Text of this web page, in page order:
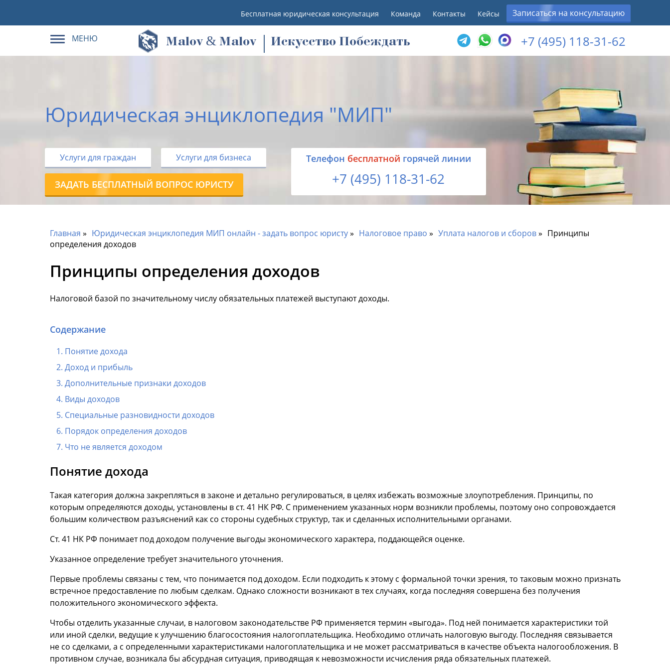
Бесплатная юридическая консультация Команда Контакты Кейсы Записаться на консультацию
МЕНЮ Malov & Malov Искусство Побеждать +7 (495) 118-31-62
Юридическая энциклопедия "МИП"
Услуги для граждан Услуги для бизнеса
ЗАДАТЬ БЕСПЛАТНЫЙ ВОПРОС ЮРИСТУ
Tелефон бесплатной горячей линии
+7 (495) 118-31-62
Главная Юридическая энциклопедия МИП онлайн - задать вопрос юристу Налоговое право Уплата налогов и сборов
Принципы
определения доходов
Принципы определения доходов
Налоговой базой по значительному числу обязательных платежей выступают доходы.
Содержание
Понятие дохода
Доход и прибыль
Дополнительные признаки доходов
Виды доходов
Специальные разновидности доходов
Порядок определения доходов
Что не является доходом
Понятие дохода
Такая категория должна закрепляться в законе и детально регулироваться, в целях избежать возможные злоупотребления. Принципы, по
которым определяются доходы, установлены в ст. 41 НК РФ. С применением указанных норм возникли проблемы, поэтому оно сопровождается
большим количеством разъяснений как со стороны судебных структур, так и сделанных исполнительными органами.
Ст. 41 НК РФ понимает под доходом получение выгоды экономического характера, поддающейся оценке.
Указанное определение требует значительного уточнения.
Первые проблемы связаны с тем, что понимается под доходом. Если подходить к этому с формальной точки зрения, то таковым можно признать
встречное предоставление по любым сделкам. Однако сложности возникают в тех случаях, когда последняя совершена без получения
положительного экономического эффекта.
Чтобы отделить указанные случаи, в налоговом законодательстве РФ применяется термин «выгода». Под ней понимается характеристики той
или иной сделки, ведущие к улучшению благосостояния налогоплательщика. Необходимо отличать налоговую выгоду. Последняя связывается
не со сделками, а с определенными характеристиками налогоплательщика и не может рассматриваться в качестве объекта налогообложения. В
противном случае, возникала бы абсурдная ситуация, приводящая к невозможности исчисления ряда обязательных платежей.